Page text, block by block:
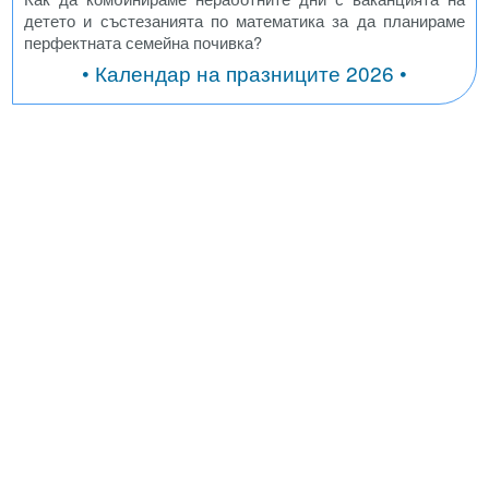
детето и състезанията по математика за да планираме
перфектната семейна почивка?
• Календар на празниците 2026 •